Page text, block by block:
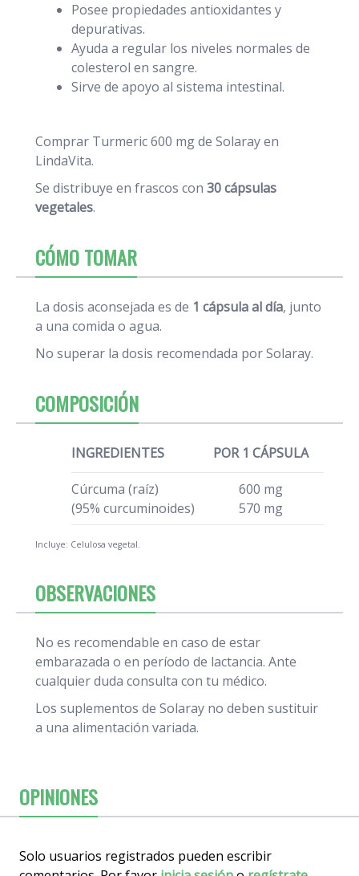
Posee propiedades antioxidantes y
depurativas.
Ayuda a regular los niveles normales de
colesterol en sangre.
Sirve de apoyo al sistema intestinal.
Comprar Turmeric 600 mg de Solaray en
LindaVita.
Se distribuye en frascos con 30 cápsulas
vegetales.
CÓMO TOMAR
La dosis aconsejada es de 1 cápsula al día, junto
a una comida o agua.
No superar la dosis recomendada por Solaray.
COMPOSICIÓN
INGREDIENTES POR 1 CÁPSULA
Cúrcuma (raíz)
(95% curcuminoides)
600 mg
570 mg
Incluye: Celulosa vegetal.
OBSERVACIONES
No es recomendable en caso de estar
embarazada o en período de lactancia. Ante
cualquier duda consulta con tu médico.
Los suplementos de Solaray no deben sustituir
a una alimentación variada.
OPINIONES
Solo usuarios registrados pueden escribir